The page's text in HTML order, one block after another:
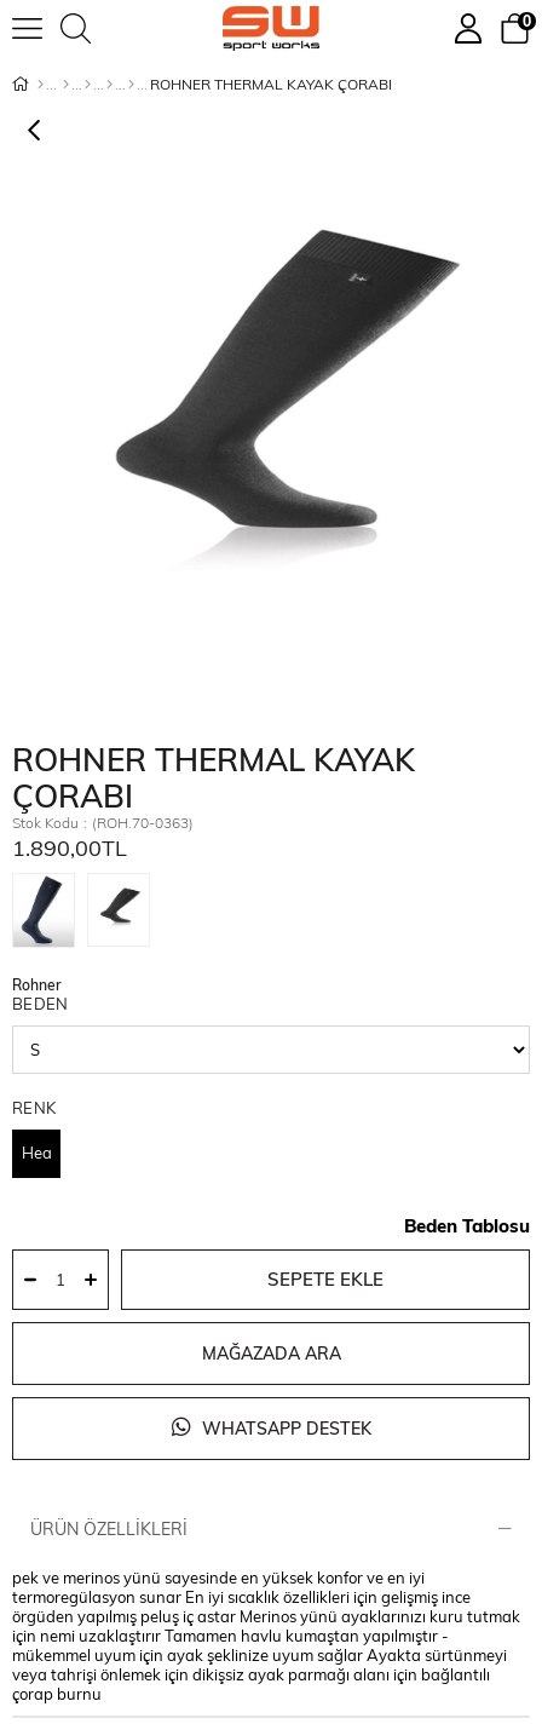
0
ROHNER THERMAL KAYAK ÇORABI
ROHNER THERMAL KAYAK
ÇORABI
Stok Kodu (ROH.70-0363)
1.890,00TL
Rohner
BEDEN
RENK
Hea
Beden Tablosu
MAĞAZADA ARA
WHATSAPP DESTEK
ÜRÜN ÖZELLIKLERI
pek ve merinos yünü sayesinde en yüksek konfor ve en iyi
termoregülasyon sunar En iyi sıcaklık özellikleri için gelişmiş ince
örgüden yapılmış peluş iç astar Merinos yünü ayaklarınızı kuru tutmak
için nemi uzaklaştırır Tamamen havlu kumaştan yapılmıştır -
mükemmel uyum için ayak şeklinize uyum sağlar Ayakta sürtünmeyi
veya tahrişi önlemek için dikişsiz ayak parmağı alanı için bağlantılı
çorap burnu